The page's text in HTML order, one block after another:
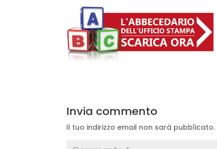
Invia commento
Il tuo indirizzo email non sarà pubblicato.